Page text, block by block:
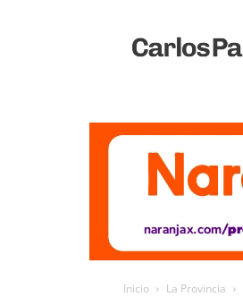
Vivo
Inicio La Provincia